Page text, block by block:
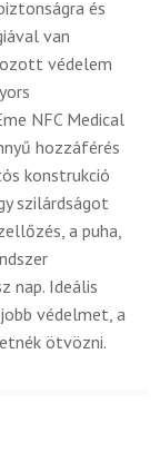
és
van
védelem
NFC Medical
hozzáférés
konstrukció
szilárdságot
a puha,
nap. Ideális
védelmet, a
ötvözni.